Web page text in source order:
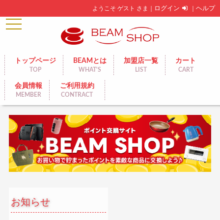
toggle
navigation
トップページ
TOP
BEAMとは
WHAT'S
加盟店一覧
LIST
カート
CART
会員情報
MEMBER
ご利用規約
CONTRACT
ようこそ ゲスト さま｜ ログイン ヘルプ
お知らせ